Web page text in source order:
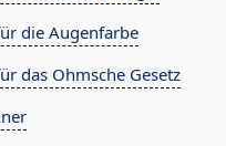
die Augenfarbe
das Ohmsche Gesetz